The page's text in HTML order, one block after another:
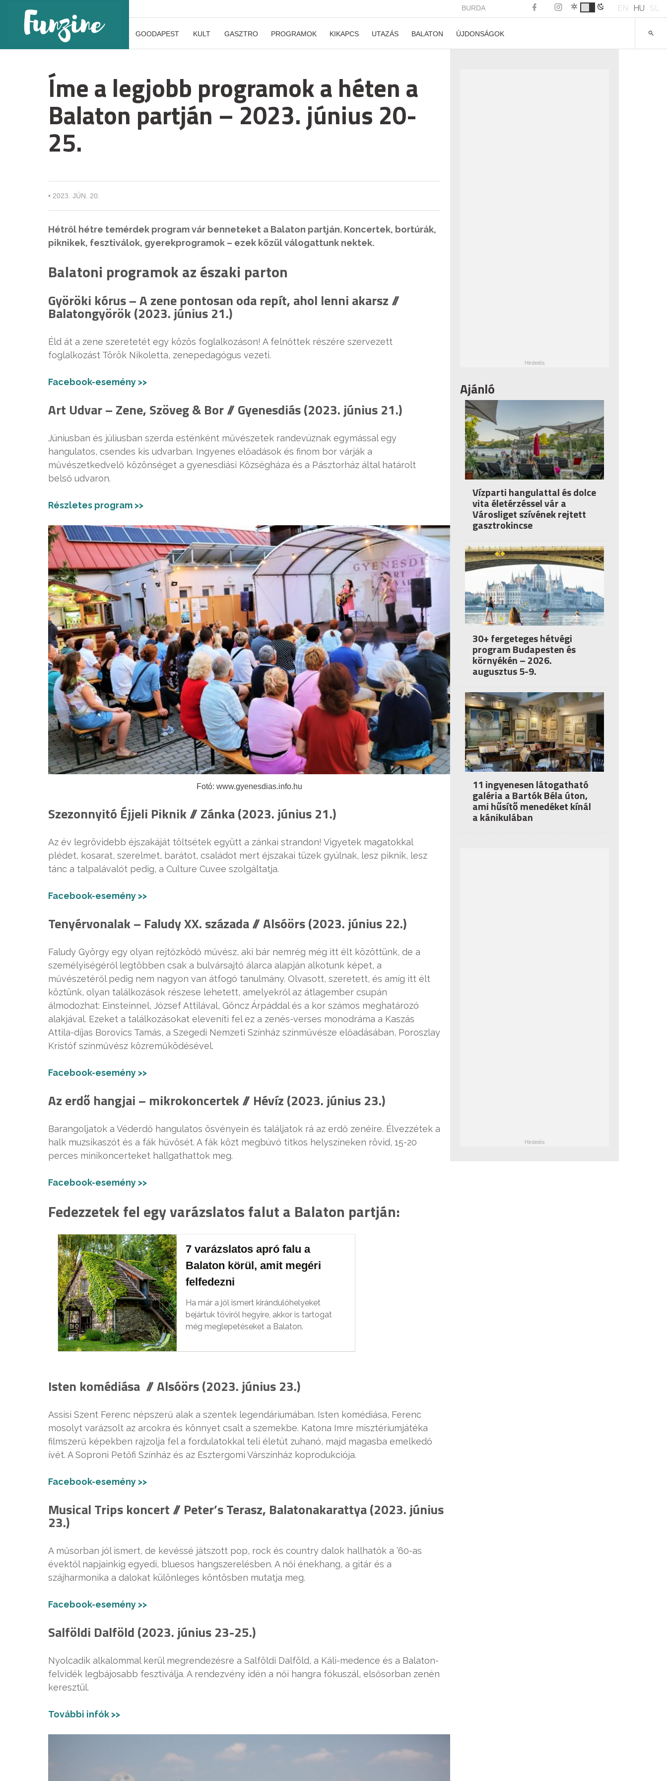
BURDA EN HU SL
GOODAPEST KULT GASZTRO PROGRAMOK KIKAPCS UTAZÁS BALATON ÚJDONSÁGOK
Íme a legjobb programok a héten a
Balaton partján – 2023. június 20-
25.
• 2023. JÚN. 20.
Hétről hétre temérdek program vár benneteket a Balaton partján. Koncertek, bortúrák,
piknikek, fesztiválok, gyerekprogramok – ezek közül válogattunk nektek.
Balatoni programok az északi parton
Györöki kórus – A zene pontosan oda repít, ahol lenni akarsz //
Balatongyörök (2023. június 21.)
Éld át a zene szeretetét egy közös foglalkozáson! A felnőttek részére szervezett
foglalkozást Török Nikoletta, zenepedagógus vezeti.
Facebook-esemény >>
Art Udvar – Zene, Szöveg & Bor // Gyenesdiás (2023. június 21.)
Júniusban és júliusban szerda esténként művészetek randevúznak egymással egy
hangulatos, csendes kis udvarban. Ingyenes előadások és finom bor várják a
művészetkedvelő közönséget a gyenesdiási Községháza és a Pásztorház által határolt
belső udvaron.
Részletes program >>
Fotó: www.gyenesdias.info.hu
Szezonnyitó Éjjeli Piknik // Zánka (2023. június 21.)
Az év legrövidebb éjszakáját töltsétek együtt a zánkai strandon! Vigyetek magatokkal
plédet, kosarat, szerelmet, barátot, családot mert éjszakai tüzek gyúlnak, lesz piknik, lesz
tánc a talpalávalót pedig, a Culture Cuvee szolgáltatja.
Facebook-esemény >>
Tenyérvonalak – Faludy XX. százada // Alsóörs (2023. június 22.)
Faludy György egy olyan rejtőzködő művész, aki bár nemrég még itt élt közöttünk, de a
személyiségéről legtöbben csak a bulvársajtó álarca alapján alkotunk képet, a
művészetéről pedig nem nagyon van átfogó tanulmány. Olvasott, szeretett, és amíg itt élt
köztünk, olyan találkozások részese lehetett, amelyekről az átlagember csupán
álmodozhat: Einsteinnel, József Attilával, Göncz Árpáddal és a kor számos meghatározó
alakjával. Ezeket a találkozásokat eleveníti fel ez a zenés-verses monodráma a Kaszás
Attila-díjas Borovics Tamás, a Szegedi Nemzeti Színház színművésze előadásában, Poroszlay
Kristóf színművész közreműködésével.
Facebook-esemény >>
Az erdő hangjai – mikrokoncertek // Hévíz (2023. június 23.)
Barangoljatok a Véderdő hangulatos ösvényein és találjatok rá az erdő zenéire. Élvezzétek a
halk muzsikaszót és a fák hűvösét. A fák közt megbúvó titkos helyszíneken rövid, 15-20
perces minikoncerteket hallgathattok meg.
Facebook-esemény >>
Fedezzetek fel egy varázslatos falut a Balaton partján:
7 varázslatos apró falu a
Balaton körül, amit megéri
felfedezni
Ha már a jól ismert kirándulóhelyeket
bejártuk töviről hegyire, akkor is tartogat
még meglepetéseket a Balaton.
Isten komédiása // Alsóörs (2023. június 23.)
Assisi Szent Ferenc népszerű alak a szentek legendáriumában. Isten komédiása, Ferenc
mosolyt varázsolt az arcokra és könnyet csalt a szemekbe. Katona Imre misztériumjátéka
filmszerű képekben rajzolja fel a fordulatokkal teli életút zuhanó, majd magasba emelkedő
ívét. A Soproni Petőfi Színház és az Esztergomi Várszínház koprodukciója.
Facebook-esemény >>
Musical Trips koncert // Peter’s Terasz, Balatonakarattya (2023. június
23.)
A műsorban jól ismert, de kevéssé játszott pop, rock és country dalok hallhatók a ’60-as
évektől napjainkig egyedi, bluesos hangszerelésben. A női énekhang, a gitár és a
szájharmonika a dalokat különleges köntösben mutatja meg.
Facebook-esemény >>
Salföldi Dalföld (2023. június 23-25.)
Nyolcadik alkalommal kerül megrendezésre a Salföldi Dalföld, a Káli-medence és a Balaton-
felvidék legbájosabb fesztiválja. A rendezvény idén a női hangra fókuszál, elsősorban zenén
keresztül.
További infók >>
Ajánló
Vízparti hangulattal és dolce
vita életérzéssel vár a
Városliget szívének rejtett
gasztrokincse
30+ fergeteges hétvégi
program Budapesten és
környékén – 2026.
augusztus 5-9.
11 ingyenesen látogatható
galéria a Bartók Béla úton,
ami hűsítő menedéket kínál
a kánikulában